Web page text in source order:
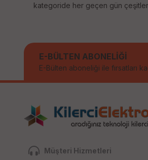
kategoride her geçen gün
E-BÜLTEN ABONELİĞİ
E-Bülten aboneliği ile fırsatları
Müşteri Hizmetleri